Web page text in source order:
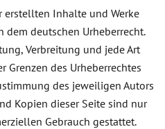
erstellten Inhalte und Werke
deutschen Urheberrecht.
Verbreitung und jede Art
Grenzen des Urheberrechtes
des jeweiligen Autors
Kopien dieser Seite sind nur
Gebrauch gestattet.